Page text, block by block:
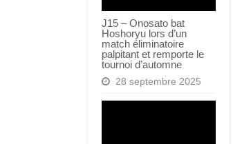
J15 – Onosato bat
Hoshoryu lors d’un
match éliminatoire
palpitant et remporte le
tournoi d’automne
28 septembre 2025